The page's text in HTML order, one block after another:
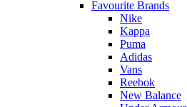
Favourite Brands
Nike
Kappa
Puma
Adidas
Vans
Reebok
New Balance